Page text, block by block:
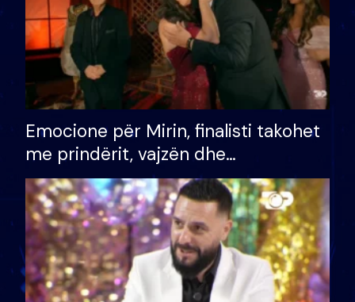
Emocione për Mirin, finalisti takohet
me prindërit, vajzën dhe
bashkëshorten: S’kemi ndonjë letër
divorci apo jo?